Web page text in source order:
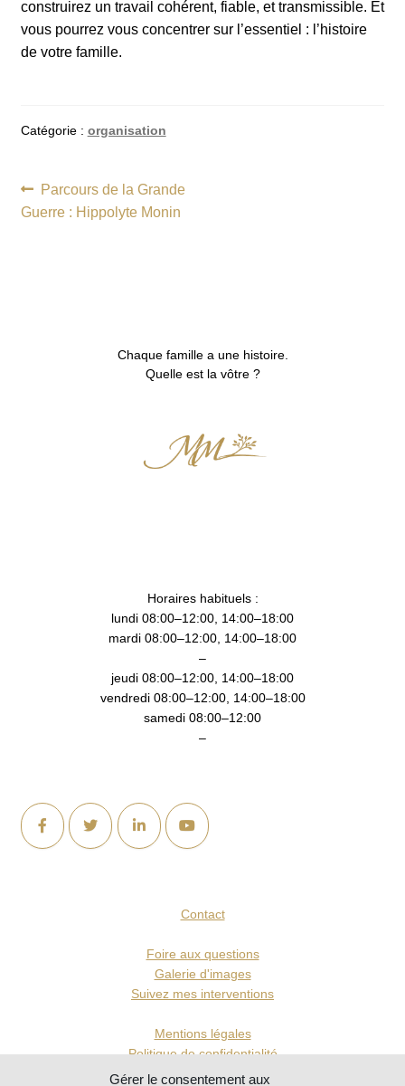
Gérer le consentement aux
construirez un travail cohérent, fiable, et transmissible. Et
vous pourrez vous concentrer sur l’essentiel : l’histoire
de votre famille.
Catégorie : organisation
Navigation
de
Article
précédent :
Parcours de la Grande
Guerre : Hippolyte Monin
Chaque famille a une histoire.
Quelle est la vôtre ?
Horaires habituels :
lundi 08:00–12:00, 14:00–18:00
mardi 08:00–12:00, 14:00–18:00
–
jeudi 08:00–12:00, 14:00–18:00
vendredi 08:00–12:00, 14:00–18:00
samedi 08:00–12:00
–
Contact
Foire aux questions
Galerie d'images
Suivez mes interventions
Mentions légales
Politique de confidentialité